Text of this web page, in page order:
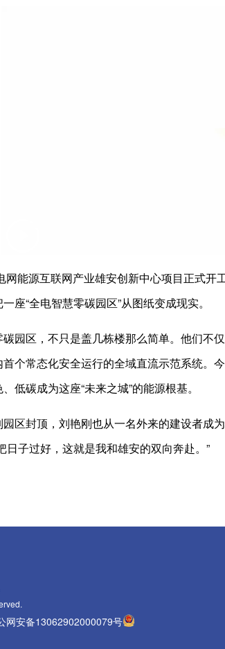
网能源互联网产业雄安创新中心项目正式
座“全电智慧零碳园区”从图纸变成现实。
园区，不只是盖几栋楼那么简单。他们不
个常态化安全运行的全域直流示范系统。
低碳成为这座“未来之城”的能源根基。
区封顶，刘艳刚也从一名外来的建设者成
日子过好，这就是我和雄安的双向奔赴。”
网安备13062902000079号